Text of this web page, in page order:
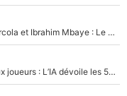
Un record bientôt explosé grâce à Bradley Barcola et Ibrahim Mbaye : Le PSG sur le point de réaliser un mercato historique ?
Zinédine Zidane va sélectionner des nouveaux joueurs : L’IA dévoile les 5 cracks qui pourraient rapidement le rejoindre en équipe de France !